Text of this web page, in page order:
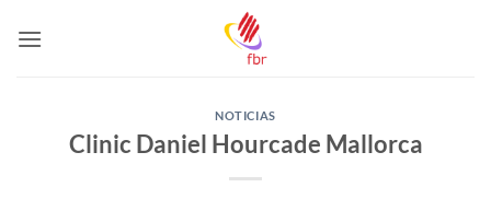
NOTICIAS
Clinic Daniel Hourcade Mallorca